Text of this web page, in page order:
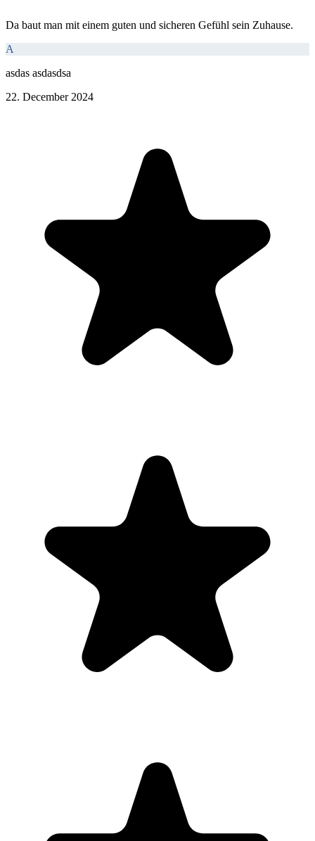
Da baut man mit einem guten und sicheren Gefühl sein Zuhause.
A
asdas asdasdsa
22. December 2024